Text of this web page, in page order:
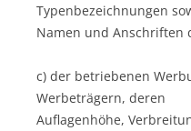
Typenbezeichnungen
Namen und Anschriften
c) der betriebenen
Werbeträgern, deren
Auflagenhöhe,